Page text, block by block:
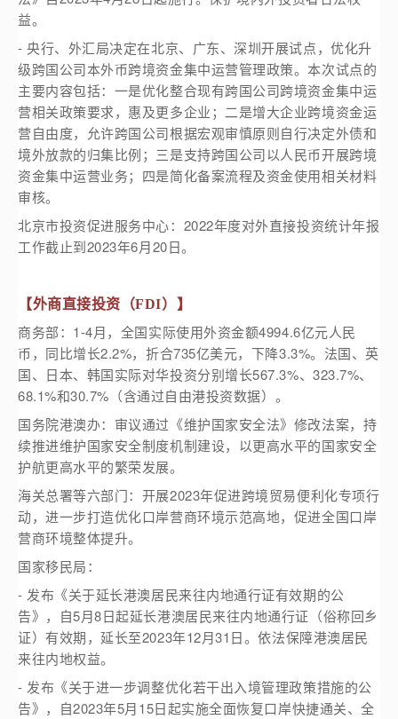
益。
- 央行、外汇局决定在北京、广东、深圳开展试点，优化升
级跨国公司本外币跨境资金集中运营管理政策。本次试点的
主要内容包括：一是优化整合现有跨国公司跨境资金集中运
营相关政策要求，惠及更多企业；二是增大企业跨境资金运
营自由度，允许跨国公司根据宏观审慎原则自行决定外债和
境外放款的归集比例；三是支持跨国公司以人民币开展跨境
资金集中运营业务；四是简化备案流程及资金使用相关材料
审核。
北京市投资促进服务中心：2022年度对外直接投资统计年报
工作截止到2023年6月20日。
【外商直接投资（FDI）】
商务部：1-4月，全国实际使用外资金额4994.6亿元人民
币，同比增长2.2%，折合735亿美元，下降3.3%。法国、英
国、日本、韩国实际对华投资分别增长567.3%、323.7%、
68.1%和30.7%（含通过自由港投资数据）。
国务院港澳办：审议通过《维护国家安全法》修改法案，持
续推进维护国家安全制度机制建设，以更高水平的国家安全
护航更高水平的繁荣发展。
海关总署等六部门：开展2023年促进跨境贸易便利化专项行
动，进一步打造优化口岸营商环境示范高地，促进全国口岸
营商环境整体提升。
国家移民局：
- 发布《关于延长港澳居民来往内地通行证有效期的公
告》，自5月8日起延长港澳居民来往内地通行证（俗称回乡
证）有效期，延长至2023年12月31日。依法保障港澳居民
来往内地权益。
- 发布《关于进一步调整优化若干出入境管理政策措施的公
告》，自2023年5月15日起实施全面恢复口岸快捷通关、全